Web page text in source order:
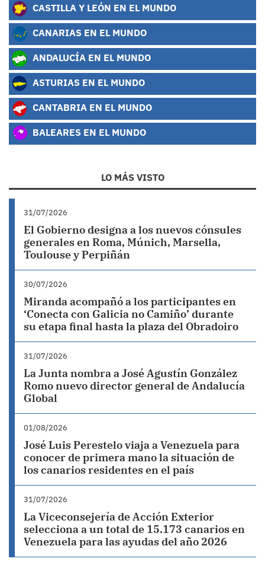
CASTILLA Y LEÓN EN EL MUNDO
CANARIAS EN EL MUNDO
ANDALUCÍA EN EL MUNDO
ASTURIAS EN EL MUNDO
CANTABRIA EN EL MUNDO
BALEARES EN EL MUNDO
LO MÁS VISTO
31/07/2026
El Gobierno designa a los nuevos cónsules
generales en Roma, Múnich, Marsella,
Toulouse y Perpiñán
30/07/2026
Miranda acompañó a los participantes en
‘Conecta con Galicia no Camiño’ durante
su etapa final hasta la plaza del Obradoiro
31/07/2026
La Junta nombra a José Agustín González
Romo nuevo director general de Andalucía
Global
01/08/2026
José Luis Perestelo viaja a Venezuela para
conocer de primera mano la situación de
los canarios residentes en el país
31/07/2026
La Viceconsejería de Acción Exterior
selecciona a un total de 15.173 canarios en
Venezuela para las ayudas del año 2026